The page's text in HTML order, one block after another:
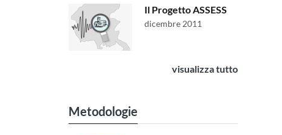
Il Progetto ASSESS
dicembre 2011
visualizza tutto
Metodologie